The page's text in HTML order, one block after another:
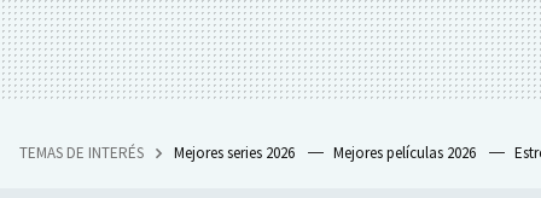
TEMAS DE INTERÉS Mejores series 2026 Mejores películas 2026